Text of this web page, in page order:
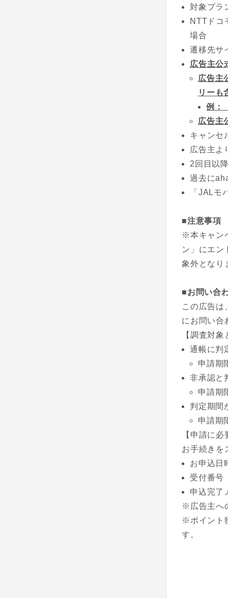
対象プラ
NTTドコ
場合
遷移先サ
広告主公
広告主
リーも
例：
広告主
キャンセ
広告主よ
2回目以
過去に
「JALモ
■注意事項
※本キャン
ン」にエン
象外となり
■お問い合
この広告は
にお問い合
【調査対
通帳に判
申請期
非承認と
申請期
判定期間
申請期
【申請に
お手続きを
お申込日
受付番号
申込完了
※広告主へ
※ポイント
す。